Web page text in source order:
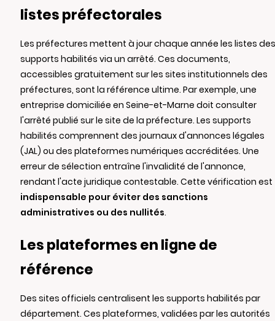
listes préfectorales
Les préfectures mettent à jour chaque année les listes des
supports habilités via un arrêté. Ces documents,
accessibles gratuitement sur les sites institutionnels des
préfectures, sont la référence ultime. Par exemple, une
entreprise domiciliée en Seine-et-Marne doit consulter
l'arrêté publié sur le site de la préfecture. Les supports
habilités comprennent des journaux d'annonces légales
(JAL) ou des plateformes numériques accréditées. Une
erreur de sélection entraîne l'invalidité de l'annonce,
rendant l'acte juridique contestable. Cette vérification est
indispensable pour éviter des sanctions
administratives ou des nullités.
Les plateformes en ligne de
référence
Des sites officiels centralisent les supports habilités par
département. Ces plateformes, validées par les autorités